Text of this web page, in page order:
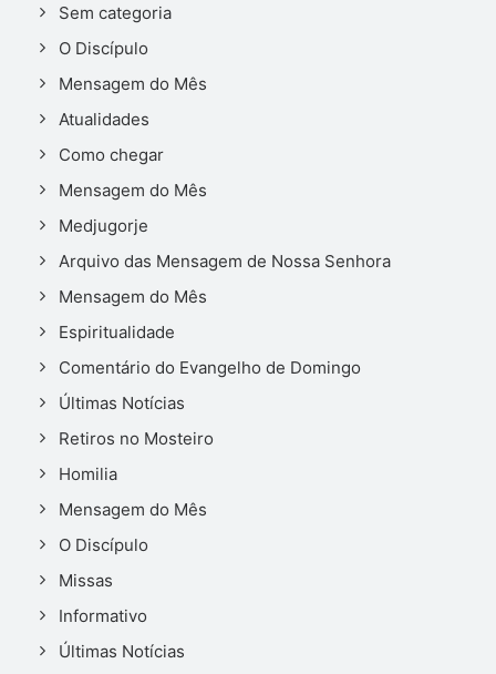
Sem categoria
O Discípulo
Mensagem do Mês
Atualidades
Como chegar
Mensagem do Mês
Medjugorje
Arquivo das Mensagem de Nossa Senhora
Mensagem do Mês
Espiritualidade
Comentário do Evangelho de Domingo
Últimas Notícias
Retiros no Mosteiro
Homilia
Mensagem do Mês
O Discípulo
Missas
Informativo
Últimas Notícias